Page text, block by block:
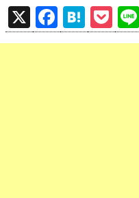
X
F
a
H
at
P
o